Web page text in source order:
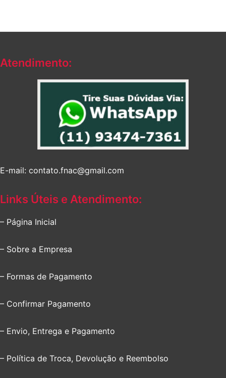
Atendimento:
E-mail: contato.fnac@gmail.com
Links Úteis e Atendimento:
– Página Inicial
– Sobre a Empresa
– Formas de Pagamento
– Confirmar Pagamento
– Envio, Entrega e Pagamento
– Política de Troca, Devolução e Reembolso